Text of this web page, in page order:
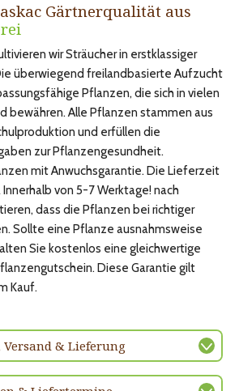
Gärtnerqualität aus
wir Sträucher in erstklassiger
überwiegend freilandbasierte Aufzucht
Pflanzen, die sich in vielen
bewähren. Alle Pflanzen stammen aus
und erfüllen die
zur Pflanzengesundheit.
mit Anwuchsgarantie. Die Lieferzeit
von 5-7 Werktage! nach
dass die Pflanzen bei richtiger
Sollte eine Pflanze ausnahmsweise
Sie kostenlos eine gleichwertige
Diese Garantie gilt
Kauf.
Versand & Lieferung